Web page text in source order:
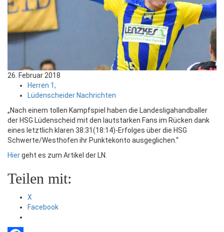
26. Februar 2018
Herren 1,
Lüdenscheider Nachrichten
„Nach einem tollen Kampfspiel haben die Landesligahandballer
der HSG Lüdenscheid mit den lautstarken Fans im Rücken dank
eines letztlich klaren 38:31(18:14)-Erfolges über die HSG
Schwerte/Westhofen ihr Punktekonto ausgeglichen.“
Hiergeht es zum Artikel der LN.
Teilen mit:
X
Facebook